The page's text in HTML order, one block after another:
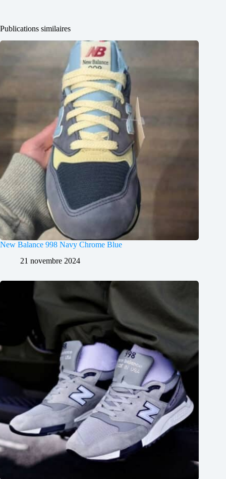
Publications similaires
New Balance 998 Navy Chrome Blue
21 novembre 2024